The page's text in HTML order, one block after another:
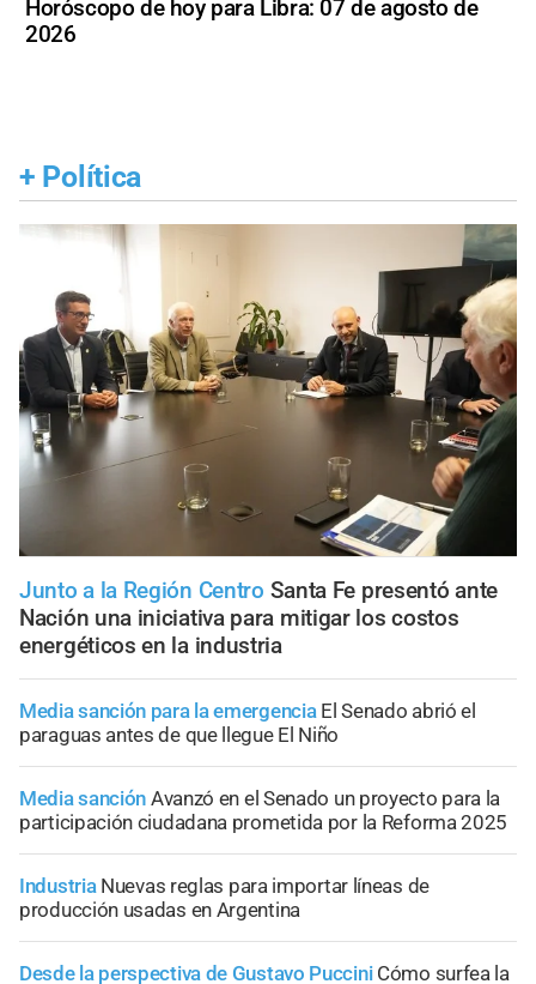
Horóscopo de hoy para Libra: 07 de agosto de
2026
+ Política
Junto a la Región Centro Santa Fe presentó ante
Nación una iniciativa para mitigar los costos
energéticos en la industria
Media sanción para la emergencia El Senado abrió el
paraguas antes de que llegue El Niño
Media sanción Avanzó en el Senado un proyecto para la
participación ciudadana prometida por la Reforma 2025
Industria Nuevas reglas para importar líneas de
producción usadas en Argentina
Desde la perspectiva de Gustavo Puccini Cómo surfea la